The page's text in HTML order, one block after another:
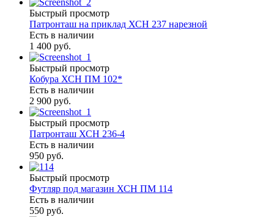
Быстрый просмотр
Патронташ на приклад ХСН 237 нарезной
Есть в наличии
1 400 руб.
Быстрый просмотр
Кобура ХСН ПМ 102*
Есть в наличии
2 900 руб.
Быстрый просмотр
Патронташ ХСН 236-4
Есть в наличии
950 руб.
Быстрый просмотр
Футляр под магазин ХСН ПМ 114
Есть в наличии
550 руб.